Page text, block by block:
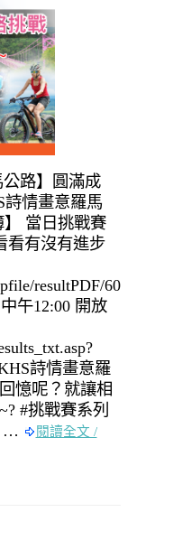
公路】圓滿成
詩情畫意羅馬
當日挑戰賽
看有沒有進步
resultPDF/60/
午12:00 開放
詩情畫意羅
憶呢？就讓相
#挑戰賽系列
…
閱讀全文 /